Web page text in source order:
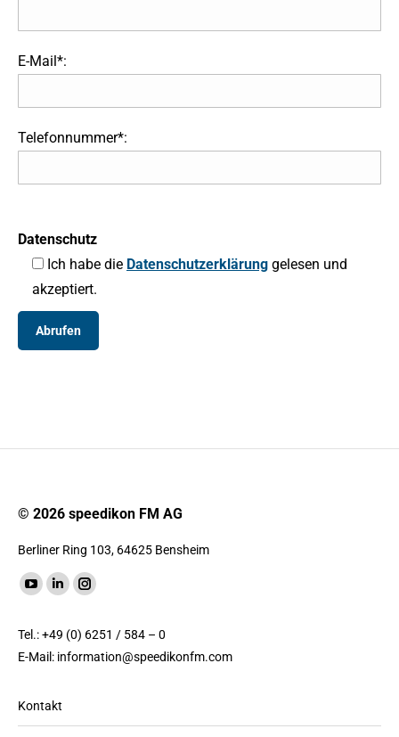
E-Mail*:
Telefonnummer*:
Datenschutz
Ich habe die Datenschutzerklärung gelesen und
akzeptiert.
© 2026 speedikon FM AG
Berliner Ring 103, 64625 Bensheim
Finde uns auf:
YouTube
wird
in
neuen
LinkedIn
wird
in
neuen
Instagram
wird
in
Tel.: +49 (0) 6251 / 584 – 0
E-Mail: information@speedikonfm.com
Kontakt